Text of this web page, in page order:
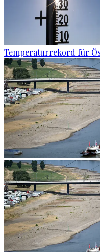
Temperaturrekord für